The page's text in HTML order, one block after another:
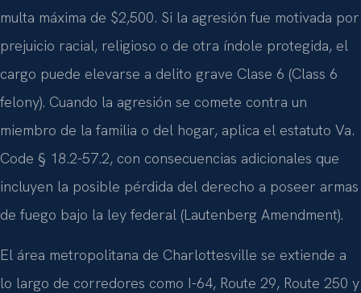
multa máxima de $2,500. Si la agresión fue motivada por
prejuicio racial, religioso o de otra índole protegida, el
cargo puede elevarse a delito grave Clase 6 (Class 6
felony). Cuando la agresión se comete contra un
miembro de la familia o del hogar, aplica el estatuto Va.
Code § 18.2-57.2, con consecuencias adicionales que
incluyen la posible pérdida del derecho a poseer armas
de fuego bajo la ley federal (Lautenberg Amendment).
El área metropolitana de Charlottesville se extiende a
lo largo de corredores como I-64, Route 29, Route 250 y